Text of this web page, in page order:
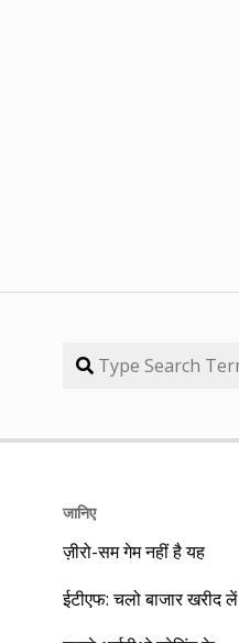
जानिए
ज़ीरो-सम गेम नहीं है यह
ईटीएफ: चलो बाजार खरीद लें